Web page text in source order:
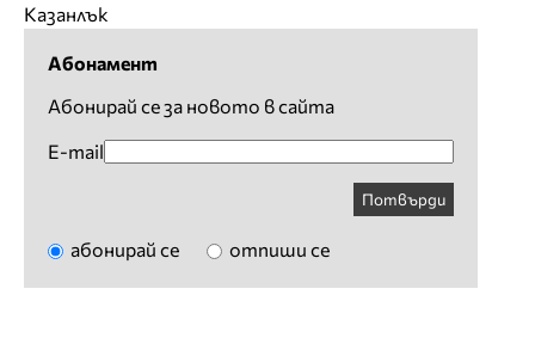
Казанлък
Абонамент
Абонирай се за новото в сайта
E-mail
Потвърди
абонирай се отпиши се